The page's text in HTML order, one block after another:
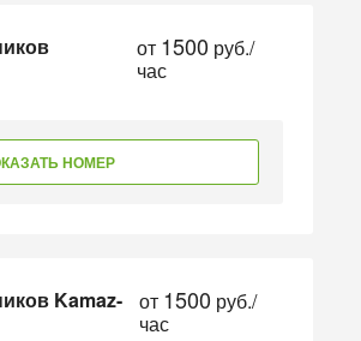
от 1500 руб./
час
НОМЕР
Kamaz-
от 1500 руб./
час